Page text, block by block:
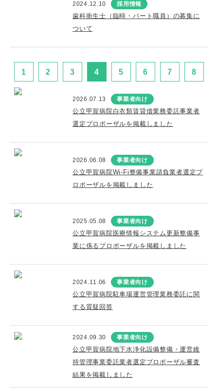
2024.12.10 採用情報
歯科衛生士（臨時・パート職員）の募集に
ついて
1 2 3 4 5 6 7 8
2026.07.13 事業者向け
公立甲賀病院白衣類賃貸借業務委託事業者
選定プロポーザルを掲載しました
2026.06.08 事業者向け
公立甲賀病院Wi-Fi整備事業請負業者選定プ
ロポーザルを掲載しました
2025.05.08 事業者向け
公立甲賀病院医療情報システム更新整備事
業に係るプロポーザルを掲載しました
2024.11.06 事業者向け
公立甲賀病院駐車場運営管理業務委託に関
する質疑回答
2024.09.30 事業者向け
公立甲賀病院地下水浄化設備整備・運営維
持管理事業委託業者選定プロポーザル審査
結果を掲載しました